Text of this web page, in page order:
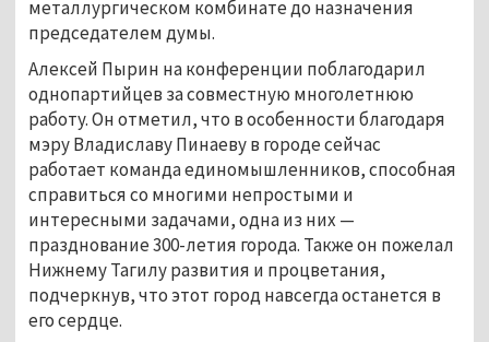
металлургическом комбинате до назначения
председателем думы.
Алексей Пырин на конференции поблагодарил
однопартийцев за совместную многолетнюю
работу. Он отметил, что в особенности благодаря
мэру Владиславу Пинаеву в городе сейчас
работает команда единомышленников, способная
справиться со многими непростыми и
интересными задачами, одна из них —
празднование 300-летия города. Также он пожелал
Нижнему Тагилу развития и процветания,
подчеркнув, что этот город навсегда останется в
его сердце.